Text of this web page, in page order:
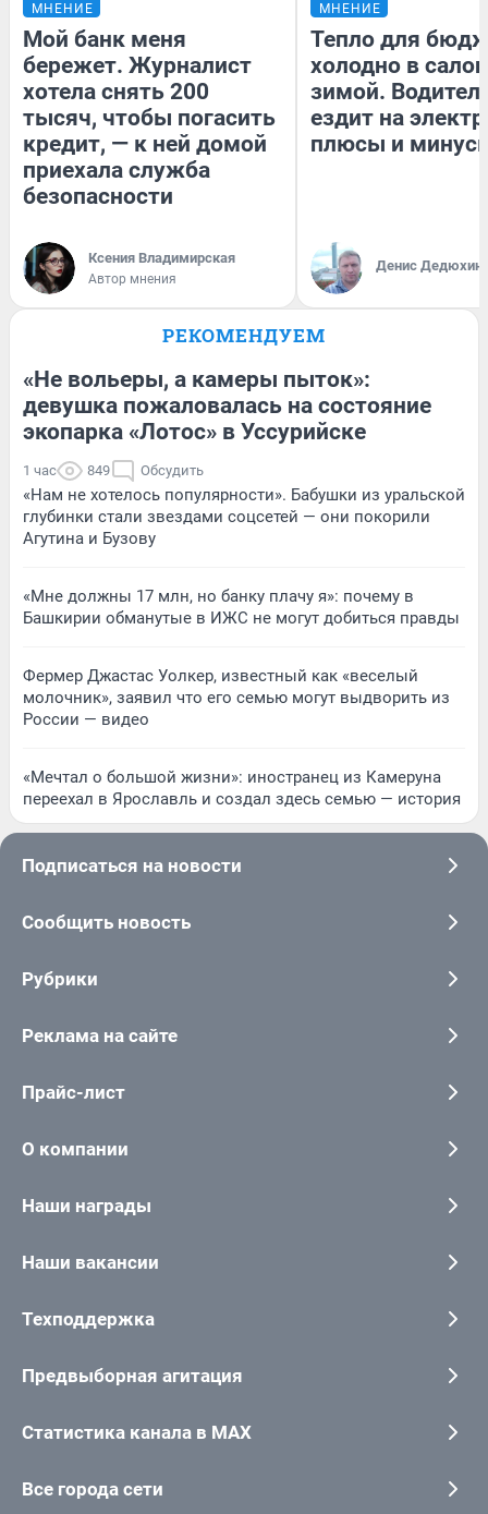
МНЕНИЕ
Мой банк меня
бережет. Журналист
хотела снять 200
тысяч, чтобы погасить
кредит, — к ней домой
приехала служба
безопасности
Ксения Владимирская
Автор мнения
МНЕНИЕ
Тепло для
холодно в
зимой.
ездит на
плюсы и
Денис Дедюхин
РЕКОМЕНДУЕМ
«Не вольеры, а камеры пыток»:
девушка пожаловалась на состояние
экопарка «Лотос» в Уссурийске
1 час 849 Обсудить
«Нам не хотелось популярности». Бабушки из уральской
глубинки стали звездами соцсетей — они покорили
Агутина и Бузову
«Мне должны 17 млн, но банку плачу я»: почему в
Башкирии обманутые в ИЖС не могут добиться правды
Фермер Джастас Уолкер, известный как «веселый
молочник», заявил что его семью могут выдворить из
России — видео
«Мечтал о большой жизни»: иностранец из Камеруна
переехал в Ярославль и создал здесь семью — история
Подписаться на новости
Сообщить новость
Рубрики
Реклама на сайте
Прайс-лист
О компании
Наши награды
Наши вакансии
Техподдержка
Предвыборная агитация
Статистика канала в MAX
Все города сети